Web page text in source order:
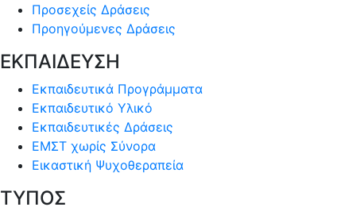
Προσεχείς Δράσεις
Προηγούμενες Δράσεις
ΕΚΠΑΙΔΕΥΣΗ
Εκπαιδευτικά Προγράμματα
Εκπαιδευτικό Υλικό
Εκπαιδευτικές Δράσεις
ΕΜΣΤ χωρίς Σύνορα
Εικαστική Ψυχοθεραπεία
ΤΥΠΟΣ